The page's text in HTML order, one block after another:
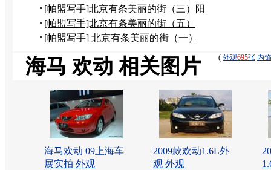
到奶奶家作客
[帕盟写手]北京有条美丽的街（三）阳
台上观望美景
[帕盟写手]北京有条美丽的街（五）
——风水宝地
[帕盟写手] 北京有条美丽的街（一）
( 外观695张 内饰
海马 欢动 相关图片
海马欢动 09上海车
展实拍 外观
2009款欢动1.6L外
观 外观